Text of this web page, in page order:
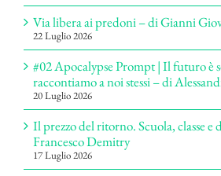
Via libera ai predoni – di Gianni
22 Luglio 2026
#02 Apocalypse Prompt | Il futuro è
raccontiamo a noi stessi – di
20 Luglio 2026
Il prezzo del ritorno. Scuola, classe
Francesco Demitry
17 Luglio 2026